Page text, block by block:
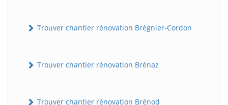
Trouver chantier rénovation Brégnier-Cordon
Trouver chantier rénovation Brénaz
Trouver chantier rénovation Brénod